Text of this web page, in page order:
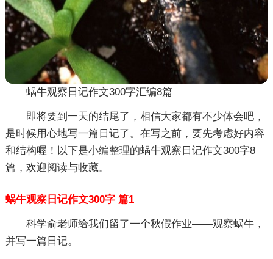
蜗牛观察日记作文300字汇编8篇
即将要到一天的结尾了，相信大家都有不少体会吧，
是时候用心地写一篇日记了。在写之前，要先考虑好内容
和结构喔！以下是小编整理的蜗牛观察日记作文300字8
篇，欢迎阅读与收藏。
蜗牛观察日记作文300字 篇1
科学俞老师给我们留了一个秋假作业——观察蜗牛，
并写一篇日记。